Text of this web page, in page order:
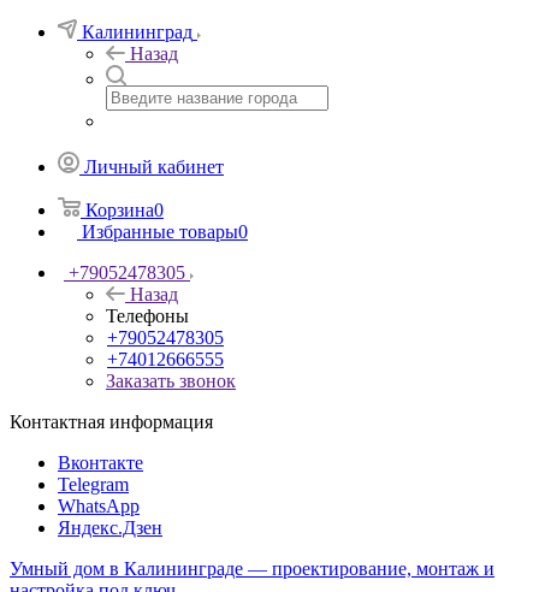
Калининград
Назад
Личный кабинет
Корзина0
Избранные товары0
+79052478305
Назад
Телефоны
+79052478305
+74012666555
Заказать звонок
Контактная информация
Вконтакте
Telegram
WhatsApp
Яндекс.Дзен
Умный дом в Калининграде — проектирование, монтаж и